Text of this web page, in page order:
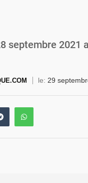
à une mobilisation totale pour la
septembre 2021
le: 29